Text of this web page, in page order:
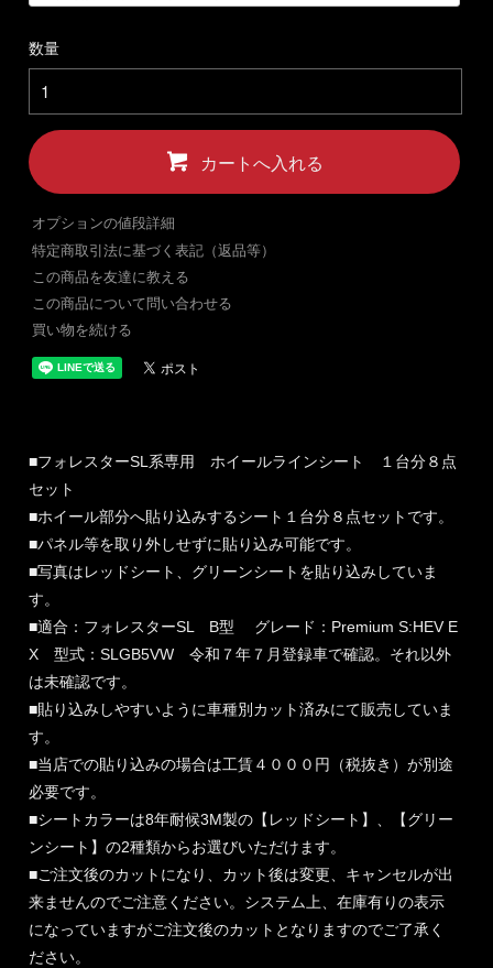
数量
カートへ入れる
オプションの値段詳細
特定商取引法に基づく表記（返品等）
この商品を友達に教える
この商品について問い合わせる
買い物を続ける
■フォレスターSL系専用 ホイールラインシート １台分８点
セット
■ホイール部分へ貼り込みするシート１台分８点セットです。
■パネル等を取り外しせずに貼り込み可能です。
■写真はレッドシート、グリーンシートを貼り込みしていま
す。
■適合：フォレスターSL B型 グレード：Premium S:HEV E
X 型式：SLGB5VW 令和７年７月登録車で確認。それ以外
は未確認です。
■貼り込みしやすいように車種別カット済みにて販売していま
す。
■当店での貼り込みの場合は工賃４０００円（税抜き）が別途
必要です。
■シートカラーは8年耐候3M製の【レッドシート】、【グリー
ンシート】の2種類からお選びいただけます。
■ご注文後のカットになり、カット後は変更、キャンセルが出
来ませんのでご注意ください。システム上、在庫有りの表示
になっていますがご注文後のカットとなりますのでご了承く
ださい。